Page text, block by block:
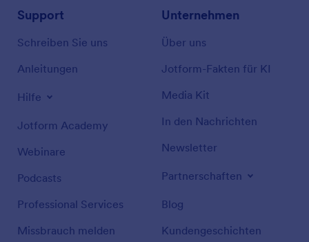
Support
Schreiben Sie uns
Anleitungen
Hilfe
Jotform Academy
Webinare
Podcasts
Professional Services
Missbrauch melden
Unternehmen
Über uns
Jotform-Fakten für KI
Media Kit
In den Nachrichten
Newsletter
Partnerschaften
Blog
Kundengeschichten